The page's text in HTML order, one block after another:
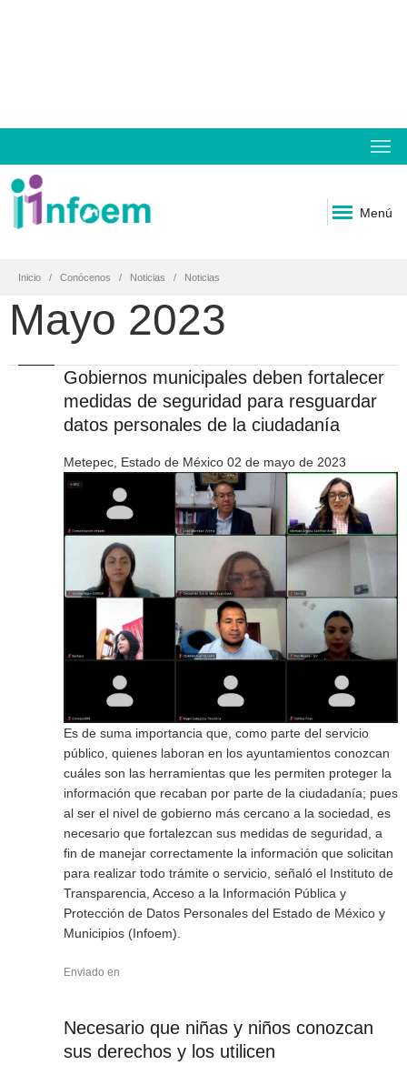
Menú
Inicio Conócenos Noticias Noticias
Mayo 2023
Gobiernos municipales deben fortalecer
medidas de seguridad para resguardar
datos personales de la ciudadanía
Metepec, Estado de México 02 de mayo de 2023
Es de suma importancia que, como parte del servicio
público, quienes laboran en los ayuntamientos conozcan
cuáles son las herramientas que les permiten proteger la
información que recaban por parte de la ciudadanía; pues
al ser el nivel de gobierno más cercano a la sociedad, es
necesario que fortalezcan sus medidas de seguridad, a
fin de manejar correctamente la información que solicitan
para realizar todo trámite o servicio, señaló el Instituto de
Transparencia, Acceso a la Información Pública y
Protección de Datos Personales del Estado de México y
Municipios (Infoem).
Enviado en
Necesario que niñas y niños conozcan
sus derechos y los utilicen